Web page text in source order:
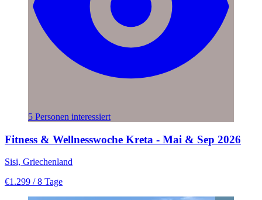
5 Personen interessiert
Fitness & Wellnesswoche Kreta - Mai & Sep 2026
Sisi, Griechenland
€1.299 / 8 Tage